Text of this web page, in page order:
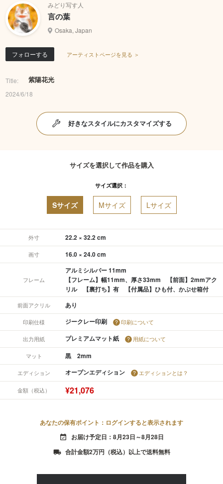
みどり写す人
言の葉
Osaka, Japan
フォローする アーティストページを見る ＞
Title: 紫陽花光
2024/6/18
好きなスタイルにカスタマイズする
サイズを選択して作品を購入
サイズ選択：
Sサイズ Mサイズ Lサイズ
外寸 22.2 × 32.2 cm
画寸 16.0 × 24.0 cm
フレーム
アルミシルバー 11mm
【フレーム】幅11mm、厚さ33mm 【前面】2mmアク
リル 【裏打ち】有 【付属品】ひも付、かぶせ箱付
前面アクリル あり
印刷仕様 ジークレー印刷 印刷について
出力用紙 プレミアムマット紙 用紙について
マット 黒 2mm
エディション オープンエディション エディションとは？
金額（税込） ¥21,076
あなたの保有ポイント：ログインすると表示されます
event_available お届け予定日：8月23日～8月28日
local_shipping 合計金額2万円（税込）以上で送料無料